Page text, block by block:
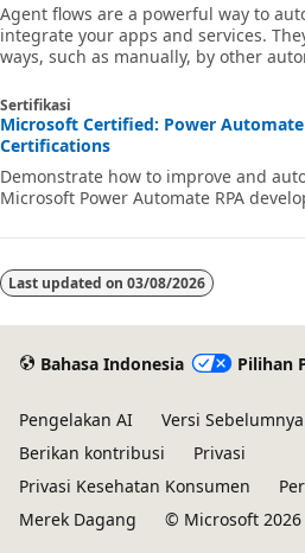
Agent flows are a powerful way to
integrate your apps and services.
ways, such as manually, by other
Studio and optimized for use in
seamless maker experience that
development. Benefits of agent flows
Sertifikasi
Microsoft Certified: Power Automate
Certifications
Demonstrate how to improve and
Microsoft Power Automate RPA
Last updated on 03/08/2026
Bahasa Indonesia Pilihan
Pengelakan AI Versi Sebelumnya
Berikan kontribusi
Privasi
Privasi Kesehatan Konsumen
Merek Dagang
© Microsoft 2026